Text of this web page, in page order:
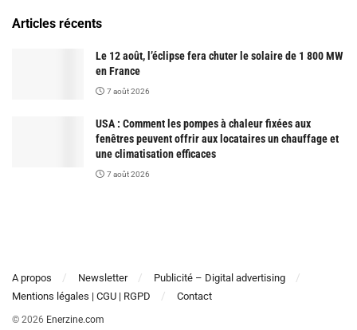
Articles récents
Le 12 août, l’éclipse fera chuter le solaire de 1 800 MW
en France
7 août 2026
USA : Comment les pompes à chaleur fixées aux
fenêtres peuvent offrir aux locataires un chauffage et
une climatisation efficaces
7 août 2026
A propos Newsletter
Publicité – Digital advertising
Mentions légales | CGU | RGPD
Contact
© 2026 Enerzine.com